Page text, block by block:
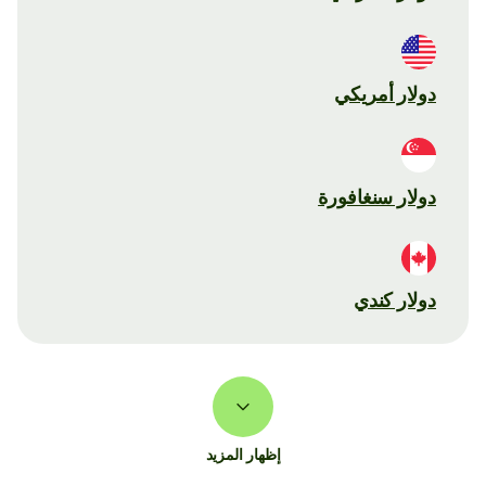
دولار أمريكي
دولار سنغافورة
دولار كندي
إظهار المزيد